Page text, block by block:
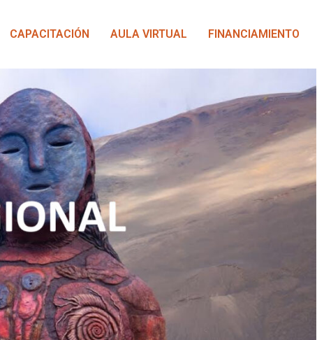
CAPACITACIÓN AULA VIRTUAL FINANCIAMIENTO